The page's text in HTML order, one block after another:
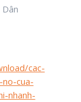
cac-
cua-
nhanh-